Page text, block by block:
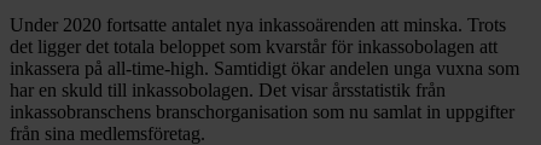
Under 2020 fortsatte antalet nya inkassoärenden att minska. Trots
det ligger det totala beloppet som kvarstår för inkassobolagen att
inkassera på all-time-high. Samtidigt ökar andelen unga vuxna som
har en skuld till inkassobolagen. Det visar årsstatistik från
inkassobranschens branschorganisation som nu samlat in uppgifter
från sina medlemsföretag.